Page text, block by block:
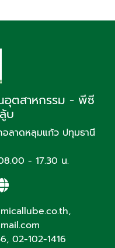
อุตสาหกรรม - พีซี
บ
ลาดหลุมแก้ว ปทุมธานี
- 17.30 น.
,
, 02-102-1416